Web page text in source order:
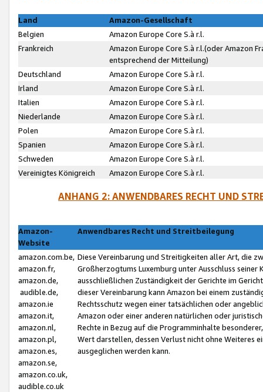
Land
Amazon-Gesellschaft
Belgien
Amazon Europe Core S.à r.l.
Frankreich
Amazon Europe Core S.à r.l.(oder Amazon
entsprechend der Mitteilung)
Deutschland
Amazon Europe Core S.à r.l.
Irland
Amazon Europe Core S.à r.l.
Italien
Amazon Europe Core S.à r.l.
Niederlande
Amazon Europe Core S.à r.l.
Polen
Amazon Europe Core S.à r.l.
Spanien
Amazon Europe Core S.à r.l.
Schweden
Amazon Europe Core S.à r.l.
Vereinigtes Königreich
Amazon Europe Core S.à r.l.
ANHANG 2: ANWENDBARES RECHT UND
Amazon-
Website
Anwendbares Recht und Streitbeilegung
amazon.com.be,
amazon.fr,
amazon.de,
audible.de,
amazon.ie
amazon.it,
amazon.nl,
amazon.pl,
amazon.es,
amazon.se,
amazon.co.uk,
audible.co.uk
Diese Vereinbarung und Streitigkeiten aller Art, die
Großherzogtums Luxemburg unter Ausschluss
ausschließlichen Zuständigkeit der Gerichte im
dieser Vereinbarung kann Amazon bei einem
Rechtsschutz wegen einer tatsächlichen oder
Amazon oder einer anderen natürlichen oder
Rechte in Bezug auf die Programminhalte
Wert darstellen, dessen Verlust nicht ohne Weiteres
ausgeglichen werden kann.